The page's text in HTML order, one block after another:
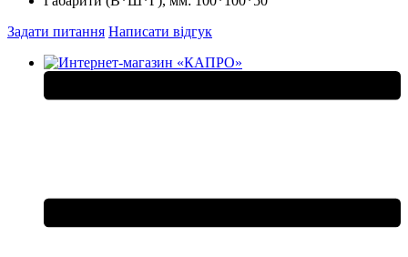
Задати питання Написати відгук